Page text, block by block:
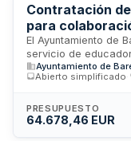
Contratación
para
del CEIP
de Bareyo
El Ayuntamiento de
servicio de
maestros en el aula
ubicado en Ajo. El
2027 y 2027-2028
del Gobierno de
Ayuntamiento de
Abierto simplificado
PRESUPUESTO
64.678,46 EUR